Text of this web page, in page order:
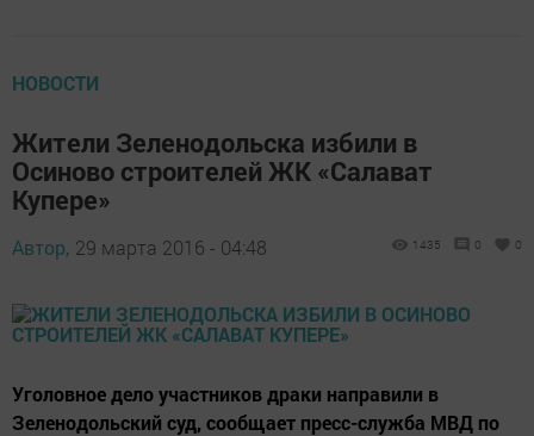
НОВОСТИ
Жители Зеленодольска избили в
Осиново строителей ЖК «Салават
Купере»
Автор, 29 марта 2016 - 04:48 1435 0 0
Уголовное дело участников драки направили в
Зеленодольский суд, сообщает пресс-служба МВД по